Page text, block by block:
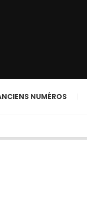
NUMÉROS